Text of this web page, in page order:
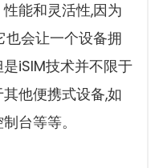
能和灵活性,因为
也会让一个设备拥
iSIM技术并不限于
他便携式设备,如
台等等。